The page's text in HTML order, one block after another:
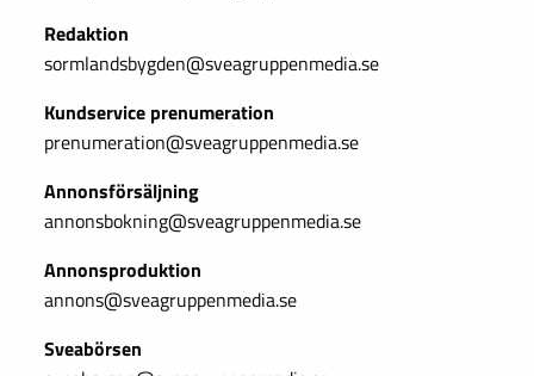
Redaktion
sormlandsbygden@sveagruppenmedia.se
Kundservice prenumeration
prenumeration@sveagruppenmedia.se
Annonsförsäljning
annonsbokning@sveagruppenmedia.se
Annonsproduktion
annons@sveagruppenmedia.se
Sveabörsen